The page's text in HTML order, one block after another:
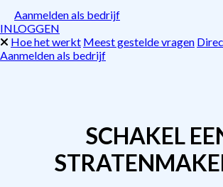
Aanmelden als bedrijf
INLOGGEN
Hoe het werkt Meest gestelde vragen
Aanmelden als bedrijf
SCHAKEL